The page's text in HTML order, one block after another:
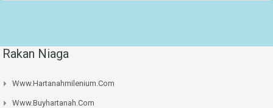
Rakan Niaga
Www.hartanahmilenium.com
Www.buyhartanah.com